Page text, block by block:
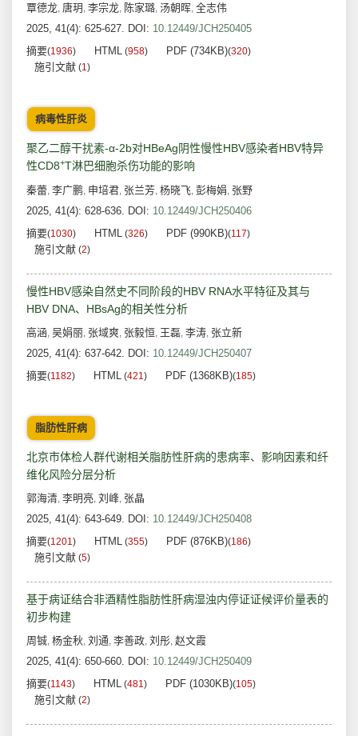
覃德龙, 唐玥 , 李宗龙, 陈家璐, 汤朝晖, 全志伟
2025, 41(4): 625-627. DOI: 10.12449/JCH250405
摘要(1936) HTML (958) PDF (734KB)(320)
施引文献 (1)
病毒性肝炎
聚乙二醇干扰素-α-2b对HBeAg阴性慢性HBV感染者HBV特异
性CD8+T淋巴细胞杀伤功能的影响
秦蕾, 李广鹏, 申培君, 张兰芳, 杨晓飞, 彭梅娟, 张野
2025, 41(4): 628-636. DOI: 10.12449/JCH250406
摘要(1030) HTML (326) PDF (990KB)(117)
施引文献 (2)
慢性HBV感染自然史不同阶段的HBV RNA水平特征及其与
HBV DNA、HBsAg的相关性分析
高涵, 吴娟丽, 张域爽, 张毅恒, 王磊, 李涛, 张立新
2025, 41(4): 637-642. DOI: 10.12449/JCH250407
摘要(1182) HTML (421) PDF (1368KB)(185)
脂肪性肝病
北京市体检人群代谢相关脂肪性肝病的患病率、影响因素和纤
维化风险分层分析
郭海清, 李明亮, 刘峰, 张晶
2025, 41(4): 643-649. DOI: 10.12449/JCH250408
摘要(1201) HTML (355) PDF (876KB)(186)
施引文献 (5)
基于病证结合非酒精性脂肪性肝病湿浊内停证证候评价量表的
初步构建
周铖, 杨金秋, 刘通, 李善政, 刘彤, 赵文霞
2025, 41(4): 650-660. DOI: 10.12449/JCH250409
摘要(1143) HTML (481) PDF (1030KB)(105)
施引文献 (2)